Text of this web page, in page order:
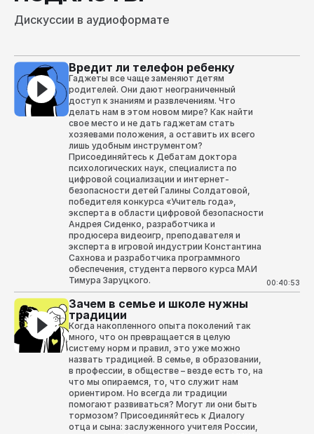
центр «Артек». 2011 - 2012 Проректор
Национального исследовательского
университета «Высшая школа
наук, заслуженный профессор
Московского государственного
университета, академик
академии образования, вице-
президент Российского
психологического общества,
заслуженный работник высшей
РФ, лауреат премии
в области образования.
орденом Дружбы, медалью К.Д.
Ушинского и медалью Л.С.
профессор года — 2018 в
Дискуссии в аудиоформате
Вредит ли телефон ребенку
Гаджеты все чаще заменяют детям
родителей. Они дают неограниченный
доступ к знаниям и развлечениям. Что
делать нам в этом новом мире? Как найти
свое место и не дать гаджетам стать
хозяевами положения, а оставить их всего
лишь удобным инструментом?
Присоединяйтесь к Дебатам доктора
психологических наук, специалиста по
цифровой социализации и интернет-
безопасности детей Галины Солдатовой,
победителя конкурса «Учитель года»,
эксперта в области цифровой безопасности
Андрея Сиденко, разработчика и
продюсера видеоигр, преподавателя и
эксперта в игровой индустрии Константина
Сахнова и разработчика программного
обеспечения, студента первого курса МАИ
Тимура Заруцкого.
00:40:53
Зачем в семье и школе нужны
традиции
Когда накопленного опыта поколений так
много, что он превращается в целую
систему норм и правил, это уже можно
назвать традицией. В семье, в образовании,
в профессии, в обществе – везде есть то, на
что мы опираемся, то, что служит нам
ориентиром. Но всегда ли традиции
помогают развиваться? Могут ли они быть
тормозом? Присоединяйтесь к Диалогу
отца и сына: заслуженного учителя России,